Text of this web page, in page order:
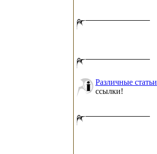
Различные статьи
ссылки!